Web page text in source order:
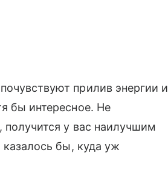
прилив энергии и
бы интересное. Не
у вас наилучшим
казалось бы, куда уж